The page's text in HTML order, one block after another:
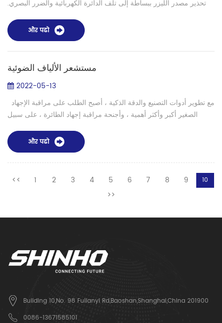
تحذير مصدر الليزر ببساطة إلى تلف الدائرة الكهربائية والضرر البصري.
और पढो
مستشعر الألياف الضوئية
2022-05-13
الصغير أكبر وأكثر أهمية ، وأجنحة مراقبة إجهاد الطائرة ، على سبيل
और पढो
<< 1 2 3 4 5 6 7 8 9 10
>>
Building 10,No. 98 Fulianyi Rd,Baoshan,Shanghai,China 201900
0086-13671585101